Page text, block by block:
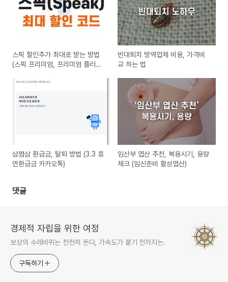
스픽 할인추가 최대로 받는 방법
(스픽 프리미엄, 프리미엄 플러스
빈대퇴치 방역업체 비용, 가격비
교 하는 법
삼쩜삼 환급금, 탈퇴 방법 (3.3 휴
먼환급금 카카오톡)
임산부 엽산 추천, 복용시기, 용량
체크 (임신준비 활성엽산)
댓글
경제적 자립을 위한 여정
보상의 수레바퀴는 천천히 돈다, 가속도가 붙기 전까지는.
구독하기